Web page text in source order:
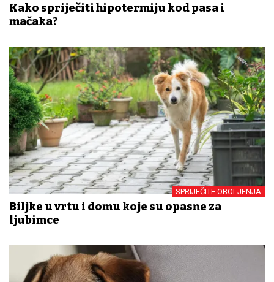
Kako spriječiti hipotermiju kod pasa i
mačaka?
SPRIJEČITE OBOLJENJA
Biljke u vrtu i domu koje su opasne za
ljubimce